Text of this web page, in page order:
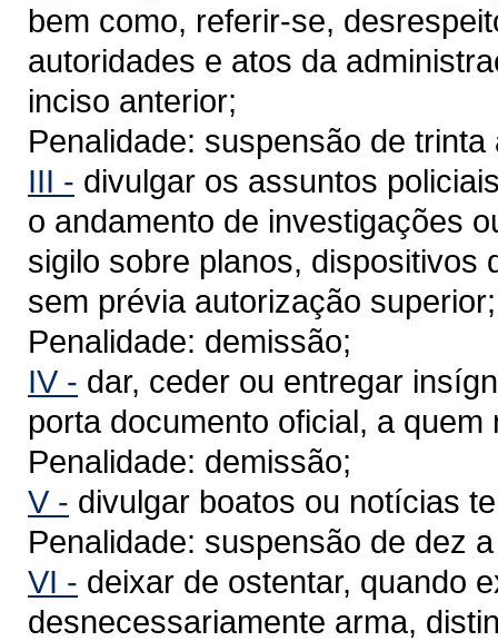
bem como, referir-se,
autoridades e atos da
inciso anterior;
Penalidade: suspensão de
III - divulgar os assuntos
o andamento de investigações
sigilo sobre planos,
sem prévia autorização superior;
Penalidade: demissão;
IV - dar, ceder ou entregar
porta documento oficial, a
Penalidade: demissão;
V - divulgar boatos ou notícias
Penalidade: suspensão de dez
VI - deixar de ostentar, quando
desnecessariamente arma,